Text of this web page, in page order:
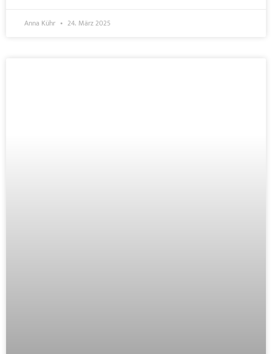
Anna Kühr 24. März 2025